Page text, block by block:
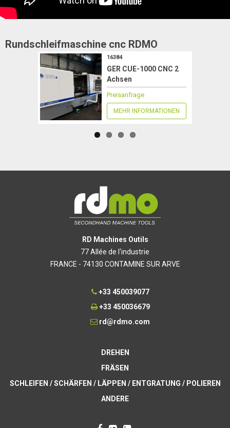
Rundschleifmaschine cnc RDMO
16384
GER CUE-1000 CNC 2
Achsen
Preisanfrage
MEHR INFORMATIONEN
RD Machines Outils
77 Allée de l'industrie
FRANCE - 74130 CONTAMINE SUR ARVE
+33 450039077
+33 450036679
rd@rdmo.com
DREHEN
FRÄSEN
SCHLEIFEN / SCHÄRFEN / LÄPPEN / ENTGRATUNG / POLIEREN
ANDERE